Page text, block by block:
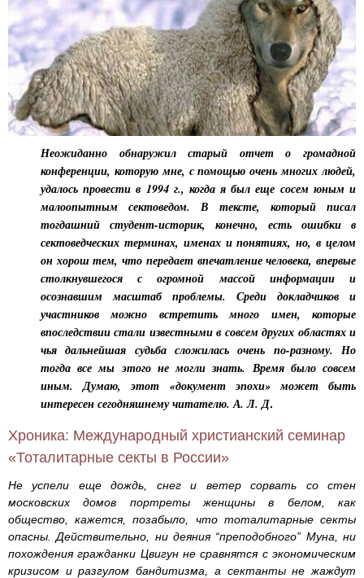
Неожиданно обнаружил старый отчет о громадной
конференции, которую мне, с помощью очень многих людей,
удалось провести в 1994 г., когда я был еще сосем юным и
малоопытным сектоведом. В тексте, который писал
тогдашний студент-историк, конечно, есть ошибки в
сектоведческих терминах, именах и понятиях, но, в целом
он хорош тем, что передает впечатление человека, впервые
столкнувшегося с огромной массой информации и
осознавшим масштаб проблемы. Среди докладчиков и
участников можно встретить много имен, которые
впоследствии стали известными в совсем других областях и
чья дальнейшая судьба сложилась очень по-разному. Но
тогда все мы этого не могли знать. Время было совсем
иным. Думаю, этот «документ эпохи» может быть
интересен сегодняшнему читателю. А. Л. Д.
Хроника: Международный христианский семинар
«Тоталитарные секты в России»
Не успели еще дождь, снег и ветер сорвать со стен
московских домов портреты женщины в белом, как
общество, кажется, позабыло, что тоталитарные секты
опасны. Действительно, ни деяния “преподобного” Муна, ни
похождения гражданки Цвигун не сравнятся с экономическим
кризисом и разгулом бандитизма, а сектанты не жаждут